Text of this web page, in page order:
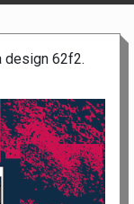
design 62f2.